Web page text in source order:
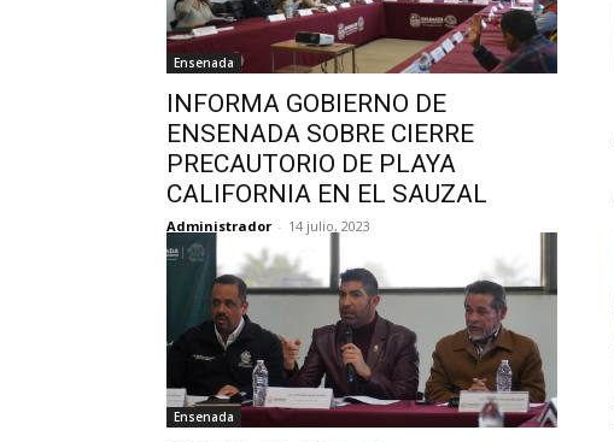
Ensenada
INFORMA GOBIERNO DE
ENSENADA SOBRE CIERRE
PRECAUTORIO DE PLAYA
CALIFORNIA EN EL SAUZAL
Administrador - 14 julio, 2023
Ensenada